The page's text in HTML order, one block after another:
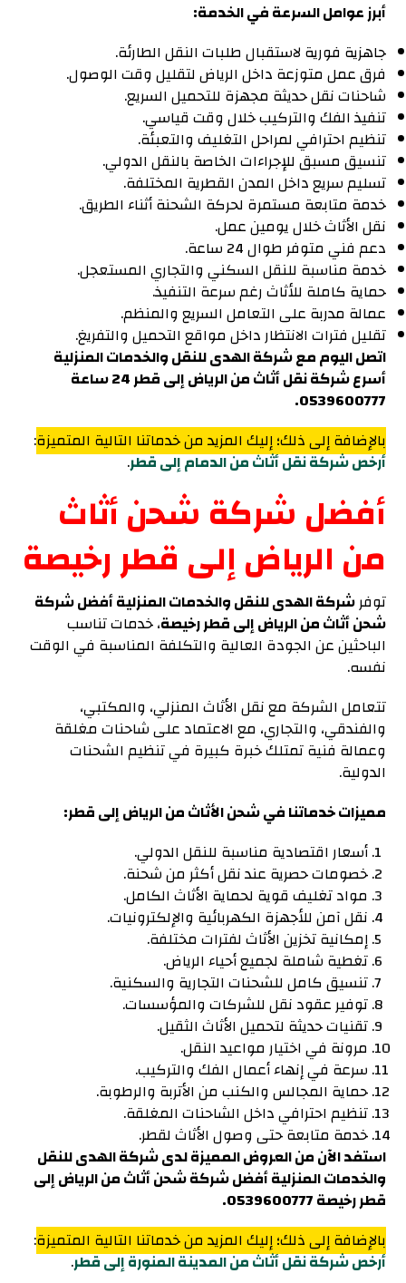
أبرز عوامل السرعة في الخدمة:
جاهزية فورية لاستقبال طلبات النقل الطارئة.
فرق عمل متوزعة داخل الرياض لتقليل وقت الوصول.
شاحنات نقل حديثة مجهزة للتحميل السريع.
تنفيذ الفك والتركيب خلال وقت قياسي.
تنظيم احترافي لمراحل التغليف والتعبئة.
تنسيق مسبق للإجراءات الخاصة بالنقل الدولي.
تسليم سريع داخل المدن القطرية المختلفة.
خدمة متابعة مستمرة لحركة الشحنة أثناء الطريق.
نقل الأثاث خلال يومين عمل.
دعم فني متوفر طوال 24 ساعة.
خدمة مناسبة للنقل السكني والتجاري المستعجل.
حماية كاملة للأثاث رغم سرعة التنفيذ.
عمالة مدربة على التعامل السريع والمنظم.
تقليل فترات الانتظار داخل مواقع التحميل والتفريغ.
اتصل اليوم مع شركة الهدى للنقل والخدمات المنزلية
أسرع شركة نقل أثاث من الرياض إلى قطر 24 ساعة
0539600777.
بالإضافة إلى ذلك؛ إليك المزيد من خدماتنا التالية المتميزة:
أرخص شركة نقل أثاث من الدمام إلى قطر.
أفضل شركة شحن أثاث
من الرياض إلى قطر رخيصة
توفرشركة الهدى للنقل والخدمات المنزلية أفضل شركة
شحن أثاث من الرياض إلى قطر رخيصة، خدمات تناسب
الباحثين عن الجودة العالية والتكلفة المناسبة في الوقت
نفسه.
تتعامل الشركة مع نقل الأثاث المنزلي، والمكتبي،
والفندقي، والتجاري، مع الاعتماد على شاحنات مغلقة
وعمالة فنية تمتلك خبرة كبيرة في تنظيم الشحنات
الدولية.
مميزات خدماتنا في شحن الأثاث من الرياض إلى قطر:
أسعار اقتصادية مناسبة للنقل الدولي.
خصومات حصرية عند نقل أكثر من شحنة.
مواد تغليف قوية لحماية الأثاث الكامل.
نقل آمن للأجهزة الكهربائية والإلكترونيات.
إمكانية تخزين الأثاث لفترات مختلفة.
تغطية شاملة لجميع أحياء الرياض.
تنسيق كامل للشحنات التجارية والسكنية.
توفير عقود نقل للشركات والمؤسسات.
تقنيات حديثة لتحميل الأثاث الثقيل.
مرونة في اختيار مواعيد النقل.
سرعة في إنهاء أعمال الفك والتركيب.
حماية المجالس والكنب من الأتربة والرطوبة.
تنظيم احترافي داخل الشاحنات المغلقة.
خدمة متابعة حتى وصول الأثاث لقطر.
استفد الآن من العروض المميزة لدى شركة الهدى للنقل
والخدمات المنزلية أفضل شركة شحن أثاث من الرياض إلى
قطر رخيصة 0539600777.
بالإضافة إلى ذلك؛ إليك المزيد من خدماتنا التالية المتميزة:
أرخص شركة نقل أثاث من المدينة المنورة إلى قطر.